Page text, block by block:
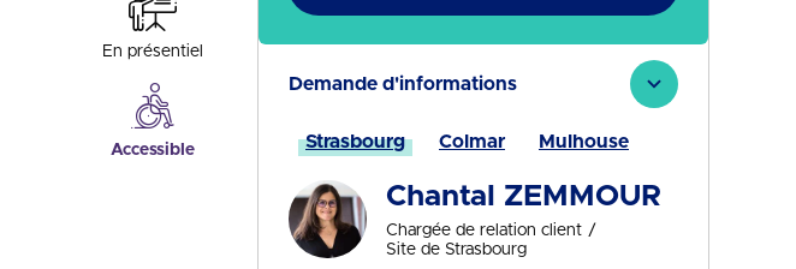
En présentiel
Accessible
Demande d'informations
Strasbourg Colmar Mulhouse
Chantal ZEMMOUR
Chargée de relation client
Site de Strasbourg